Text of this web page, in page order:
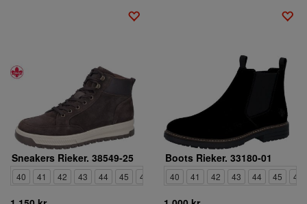
Sneakers Rieker. 38549-25
40 41 42 43 44 45 46
Boots Rieker. 33180-01
40 41 42 43 44 45 46